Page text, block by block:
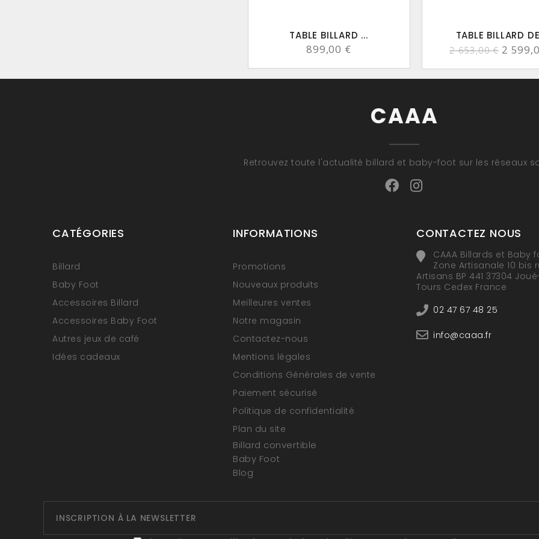
TABLE BILLARD ...
899,00 €
TABLE BILLARD
2 653,00 € 2
CAAA
Retrouvez toute l'actualité billard et baby-foot sur les réseaux
CATÉGORIES
Billard
Baby Foot
Accessoires Billard
Accessoires Baby Foot
Autres jeux de café
Idées cadeaux
INFORMATIONS
Promotions
Nouveaux produits
Meilleures ventes
Notre magasin
Contactez-nous
Mentions légales
Conditions Générales de vente
Paiement sécurisé
Politique de confidentialité
Plan du site
Billard convertible
Baby Foot
Blog
CONTACTEZ NOUS
CAAA Billards et Baby
Zone Artisanale 10 bis
Artisans BP 441 37304
Tours Cedex France
02 47 67 48 25
info@caaa.fr